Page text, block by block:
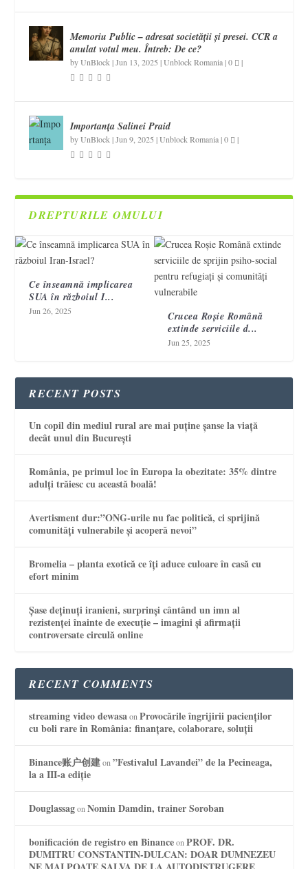
Memoriu Public – adresat societății și presei. CCR a
anulat votul meu. Întreb: De ce?
byUnBlock |Jun 13, 2025 |Unblock Romania|0 |
Importanța Salinei Praid
byUnBlock |Jun 9, 2025 |Unblock Romania|0 |
DREPTURILE OMULUI
Ce înseamnă implicarea
SUA în războiul I...
Jun 26, 2025
Crucea Roșie Română
extinde serviciile d...
Jun 25, 2025
RECENT POSTS
Un copil din mediul rural are mai puține șanse la viață
decât unul din București
România, pe primul loc în Europa la obezitate: 35% dintre
adulți trăiesc cu această boală!
Avertisment dur:”ONG-urile nu fac politică, ci sprijină
comunități vulnerabile și acoperă nevoi”
Bromelia – planta exotică ce îți aduce culoare în casă cu
efort minim
Șase deținuți iranieni, surprinși cântând un imn al
rezistenței înainte de execuție – imagini și afirmații
controversate circulă online
RECENT COMMENTS
streaming video dewasaonProvocările îngrijirii pacienților
cu boli rare în România: finanțare, colaborare, soluții
Binance账户创建on”Festivalul Lavandei” de la Pecineaga,
la a III-a ediție
DouglassagonNomin Damdin, trainer Soroban
bonificación de registro en BinanceonPROF. DR.
DUMITRU CONSTANTIN-DULCAN: DOAR DUMNEZEU